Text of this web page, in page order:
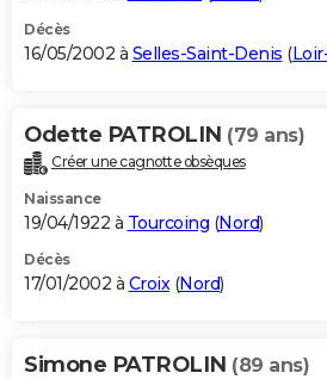
Décès
16/05/2002 à Selles-Saint-Denis (
Odette PATROLIN (79 ans)
Créer une cagnotte obsèques
Naissance
19/04/1922 à Tourcoing (Nord)
Décès
17/01/2002 à Croix(Nord)
Simone PATROLIN (89 ans)